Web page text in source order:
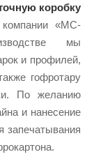
коробку
«МС-
мы
и профилей,
гофротару
По желанию
и нанесение
запечатывания